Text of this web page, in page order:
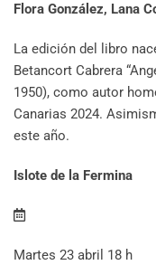
Flora González, Lana
La edición del libro
Betancort Cabrera
1950), como autor
Canarias 2024.
este año.
Islote de la Fermina
Martes 23 abril 18 h